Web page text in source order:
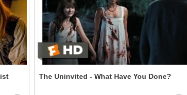
The Uninvited - What Have You Done?